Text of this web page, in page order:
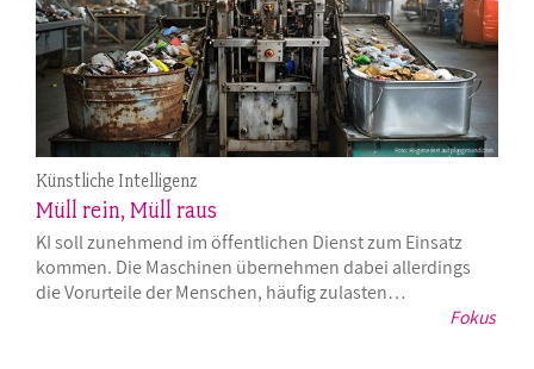
Fokus
Künstliche Intelligenz
Müll rein, Müll raus
KI soll zunehmend im öffentlichen Dienst zum Einsatz
kommen. Die Maschinen übernehmen dabei allerdings
die Vorurteile der Menschen, häufig zulasten…